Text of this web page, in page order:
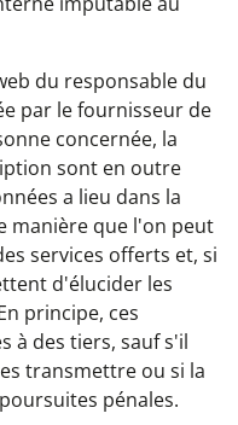
du responsable du
par le fournisseur de
concernée, la
sont en outre
a lieu dans la
manière que l'on peut
services offerts et, si
d'élucider les
principe, ces
à des tiers, sauf s'il
transmettre ou si la
pénales.